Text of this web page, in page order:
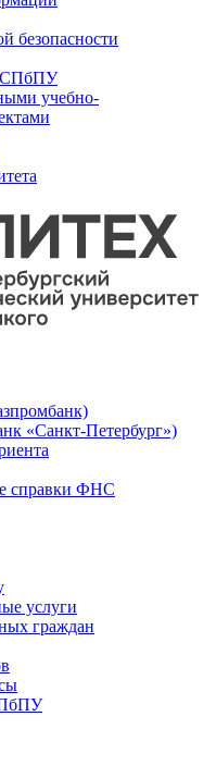
безопасности
СПбПУ
учебно-
«Санкт-Петербург»)
справки ФНС
услуги
граждан